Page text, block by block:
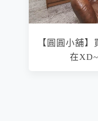
【圓圓小舖
在